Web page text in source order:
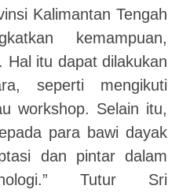
Kalimantan Tengah
kemampuan,
Hal itu dapat dilakukan
seperti mengikuti
workshop. Selain itu,
para bawi dayak
dan pintar dalam
Tutur Sri